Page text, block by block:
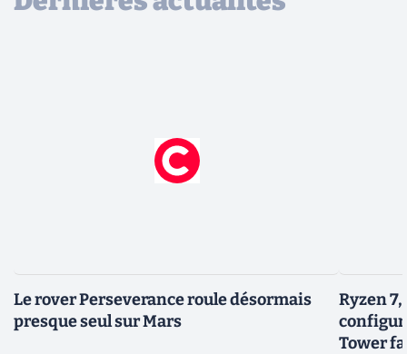
Le rover Perseverance roule désormais
presque seul sur Mars
Ryzen 7,
Tower